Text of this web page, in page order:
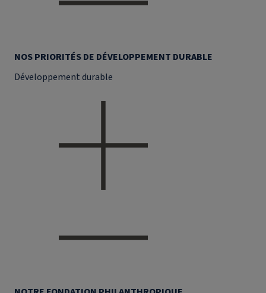
NOS PRIORITÉS DE DÉVELOPPEMENT DURABLE
Développement durable